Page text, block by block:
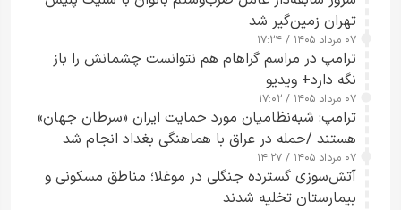
تهران زمین‌گیر شد
۰۷ مرداد ۱۴۰۵ / ۱۷:۲۴
ترامپ در مراسم گراهام هم نتوانست چشمانش را باز
نگه دارد+ ویدیو
۰۷ مرداد ۱۴۰۵ / ۱۷:۰۲
ترامپ: شبه‌نظامیان مورد حمایت ایران «سرطان جهان»
هستند /حمله در عراق با هماهنگی بغداد انجام شد
۰۷ مرداد ۱۴۰۵ / ۱۴:۲۷
آتش‌سوزی گسترده جنگلی در موغلا؛ مناطق مسکونی و
بیمارستان تخلیه شدند